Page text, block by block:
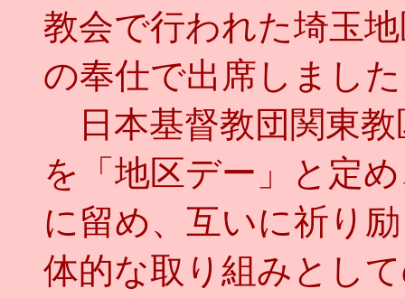
教会で行われた埼玉
の奉仕で出席しまし
日本基督教団関東教
を「地区デー」と定
に留め、互いに祈り
体的な取り組みとし